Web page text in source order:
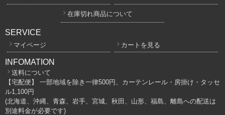
在庫切れ商品について
SERVICE
マイページ カートを見る
INFOMATION
送料について
【宅配便】 一部地域を除き一律500円、カーテンレール・房掛け・タッセ
ル1,100円
(北海道、沖縄、青森、岩手、宮城、秋田、山形、福島、離島への配送は
別途料金が必要です)